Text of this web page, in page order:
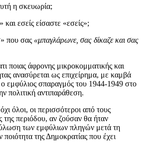
η σκευωρία;
και εσείς είσαστε «εσείς»;
» που σας «μπαγλάρωνε, σας δίκαζε και σας
ποιας άφρονης μικροκομματικής και
ανασύρεται ως επιχείρημα, με καμβά
εμφύλιος σπαραγμός του 1944-1949 στο
πολιτική αντιπαράθεση.
όλοι, οι περισσότεροι από τους
της περιόδου, αν ζούσαν θα ήταν
των εμφύλιων πληγών μετά τη
της Δημοκρατίας που έχει